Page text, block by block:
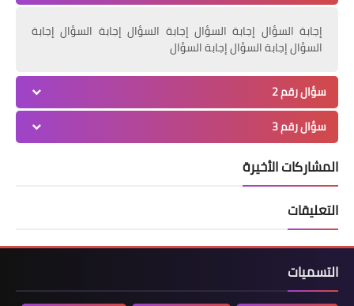
إجابة السؤال إجابة السؤال إجابة السؤال إجابة السؤال إجابة
السؤال إجابة السؤال إجابة السؤال
سؤال رقم 2
سؤال رقم 3
المشاركات الأخيرة
التعليقات
التسميات